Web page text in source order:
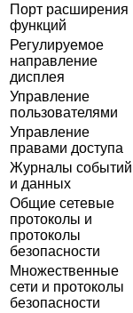
Порт расширения
функций
Регулируемое
направление
дисплея
Управление
пользователями
Управление
правами доступа
Журналы событий
и данных
Общие сетевые
протоколы и
протоколы
безопасности
Множественные
сети и протоколы
безопасности